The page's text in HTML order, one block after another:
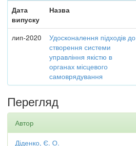
Дата
випуску
Назва
лип-2020
Удосконалення підходів до
створення системи
управління якістю в
органах місцевого
самоврядування
Перегляд
Автор
Діденко, Є. О.